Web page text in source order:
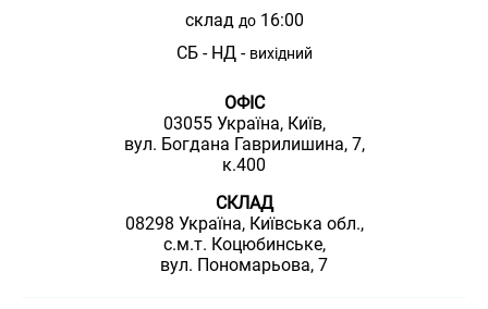
склад до16:00
СБ - НД - вихідний
ОФІС
03055 Україна, Київ,
вул. Богдана Гаврилишина, 7,
к.400
СКЛАД
08298 Україна, Київська обл.,
с.м.т. Коцюбинське,
вул. Пономарьова, 7